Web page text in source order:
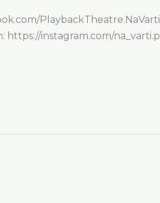
PlaybackTheatre.NaVarti
instagram.com/